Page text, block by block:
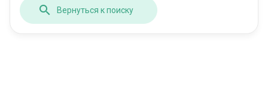
Вернуться к поиску